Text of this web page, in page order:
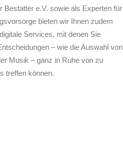
Bestatter e.V. sowie als Experten für
bieten wir Ihnen zudem
Services, mit denen Sie
– wie die Auswahl von
Musik – ganz in Ruhe von zu
treffen können.